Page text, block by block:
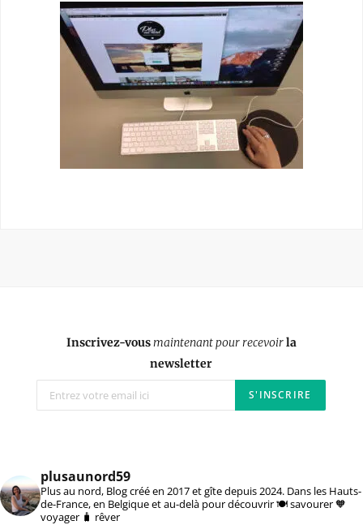
Inscrivez-vousmaintenant pour recevoirla
newsletter
plusaunord59
Plus au nord, Blog créé en 2017 et gîte depuis 2024. Dans les Hauts-
de-France, en Belgique et au-delà pour découvrir 🍽️ savourer 🧡
voyager 🧳 rêver